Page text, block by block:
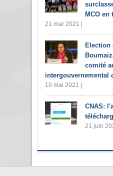
MCO en
21 mar 2021 |
Election
comité
intergouvernemental
10 mai 2021 |
CNAS:
21 juin